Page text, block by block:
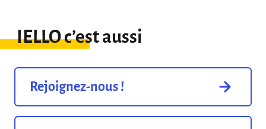
IELLO c’est aussi
Rejoignez-nous !